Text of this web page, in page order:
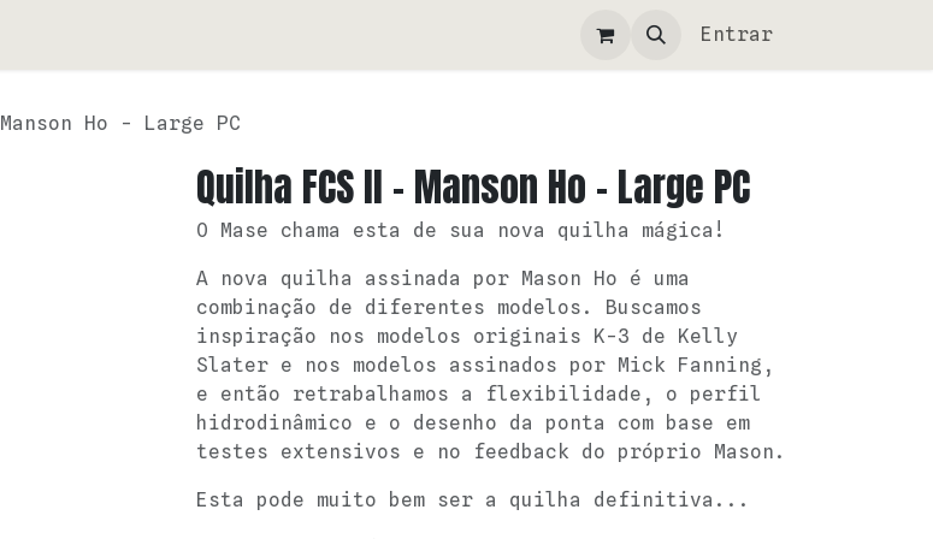
Entrar
Ho - Large PC
Quilha FCS II - Manson Ho - Large PC
O Mase chama esta de sua nova quilha mágica!
A nova quilha assinada por Mason Ho é uma
combinação de diferentes modelos. Buscamos
inspiração nos modelos originais K-3 de Kelly
Slater e nos modelos assinados por Mick Fanning,
e então retrabalhamos a flexibilidade, o perfil
hidrodinâmico e o desenho da ponta com base em
testes extensivos e no feedback do próprio Mason.
Esta pode muito bem ser a quilha definitiva...